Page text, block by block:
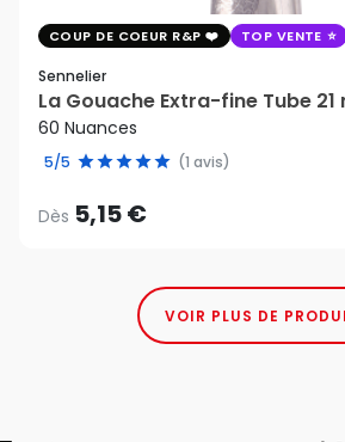
COUP DE COEUR R&P TOP VENTE
Sennelier
La Gouache Extra-fine Tube 21
60 Nuances
5/5 (1 avis)
Dès 5,15 €
VOIR PLUS DE